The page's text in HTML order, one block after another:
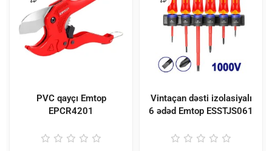
PVC qayçı Emtop
EPCR4201
Vintaçan dəsti izolasiyalı
6 ədəd Emtop ESSTJS061